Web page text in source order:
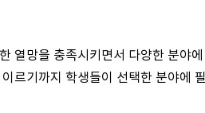
열망을 충족시키면서 다양한 분야
르기까지 학생들이 선택한 분야에